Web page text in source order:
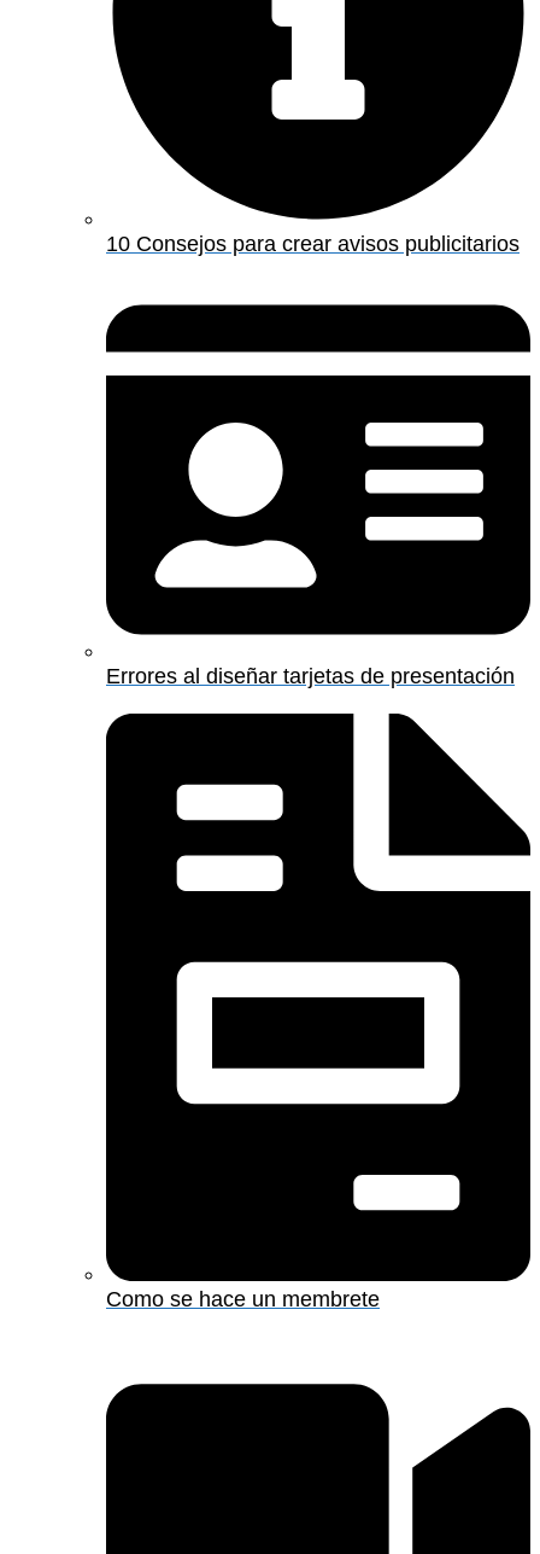
10 Consejos para crear avisos publicitarios
Errores al diseñar tarjetas de presentación
Como se hace un membrete